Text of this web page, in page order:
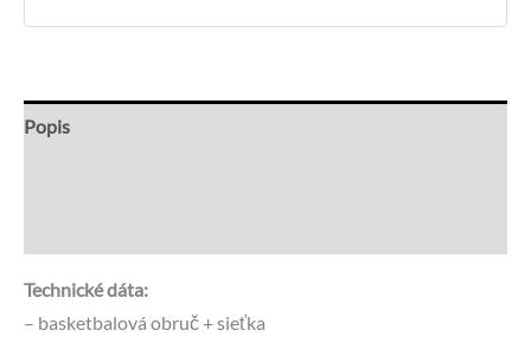
Popis
Technické dáta:
– basketbalová obruč + sieťka